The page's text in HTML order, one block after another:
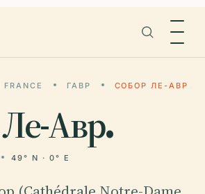
FRANCE ГАВР СОБОР ЛЕ-АВР
Авр.
49° N · 0° E